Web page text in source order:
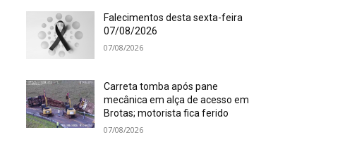
Falecimentos desta sexta-feira
07/08/2026
07/08/2026
Carreta tomba após pane
mecânica em alça de acesso em
Brotas; motorista fica ferido
07/08/2026